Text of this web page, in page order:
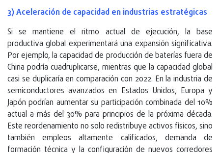
3) Aceleración de capacidad en industrias estratégicas
Si se mantiene el ritmo actual de ejecución, la base
productiva global experimentará una expansión significativa.
Por ejemplo, la capacidad de producción de baterías fuera de
China podría cuadruplicarse, mientras que la capacidad global
casi se duplicaría en comparación con 2022. En la industria de
semiconductores avanzados en Estados Unidos, Europa y
Japón podrían aumentar su participación combinada del 10%
actual a más del 30% para principios de la próxima década.
Este reordenamiento no solo redistribuye activos físicos, sino
también empleos altamente calificados, demanda de
formación técnica y la configuración de nuevos corredores